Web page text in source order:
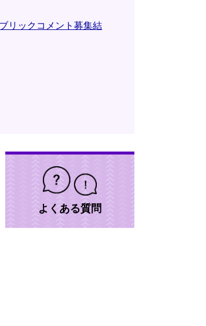
リックコメント募集結
よくある質問